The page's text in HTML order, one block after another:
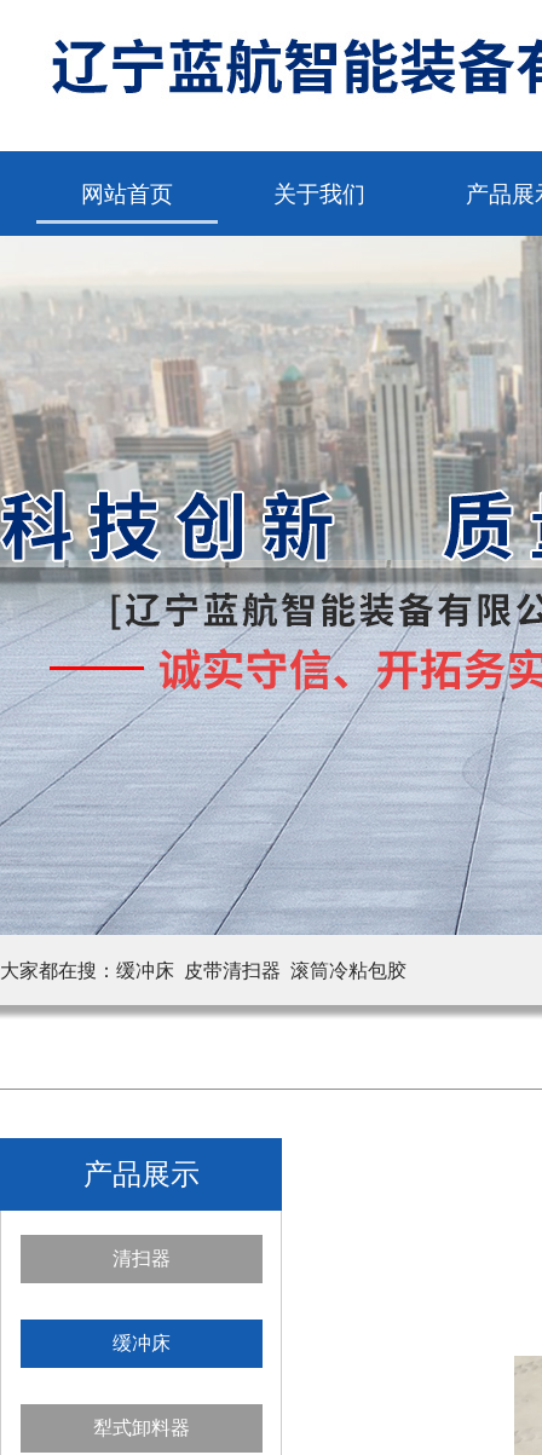
网站首页 关于我们 产品展
大家都在搜： 缓冲床 皮带清扫器 滚筒冷粘包胶
产品展示
清扫器
缓冲床
犁式卸料器